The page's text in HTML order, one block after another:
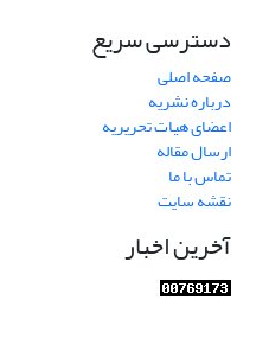
دسترسی سریع
صفحه اصلی
درباره نشریه
اعضای هیات تحریریه
ارسال مقاله
تماس با ما
نقشه سایت
آخرین اخبار